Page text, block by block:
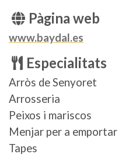
Pàgina web
www.baydal.es
Especialitats
Arròs de Senyoret
Arrosseria
Peixos i mariscos
Menjar per a emportar
Tapes